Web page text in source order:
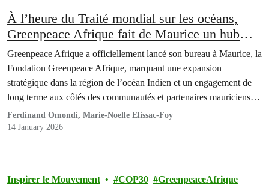
À l’heure du Traité mondial sur les océans,
Greenpeace Afrique fait de Maurice un hub
stratégique
Greenpeace Afrique a officiellement lancé son bureau à Maurice, la
Fondation Greenpeace Afrique, marquant une expansion
stratégique dans la région de l’océan Indien et un engagement de
long terme aux côtés des communautés et partenaires mauriciens
pour protéger les écosystèmes marins, renforcer l’application des
lois environnementales et faire avancer la justice océanique.
Ferdinand Omondi, Marie-Noelle Elissac-Foy
14 January 2026
Inspirer le Mouvement COP30 GreenpeaceAfrique